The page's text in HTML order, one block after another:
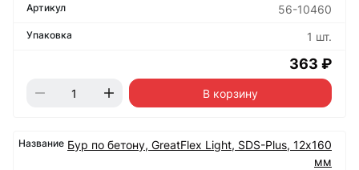
56-10460
1 шт.
363 ₽
В корзину
Бур по бетону, GreatFlex Light, SDS-Plus, 12х160
мм